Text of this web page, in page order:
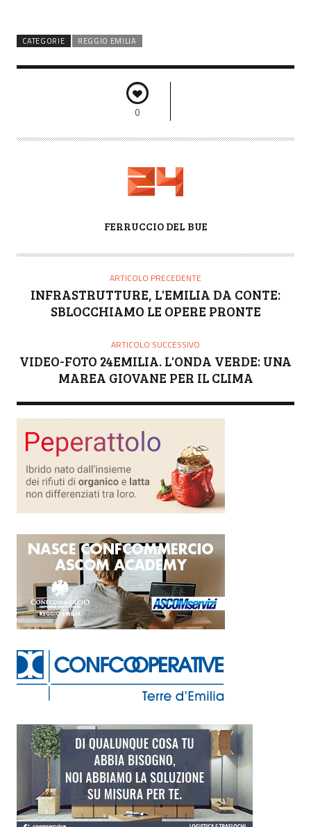
CATEGORIE REGGIO EMILIA
0
T
FERRUCCIO DEL BUE
ARTICOLO PRECEDENTE
INFRASTRUTTURE, L'EMILIA DA CONTE:
SBLOCCHIAMO LE OPERE PRONTE
ARTICOLO SUCCESSIVO
VIDEO-FOTO 24EMILIA. L'ONDA VERDE: UNA
MAREA GIOVANE PER IL CLIMA